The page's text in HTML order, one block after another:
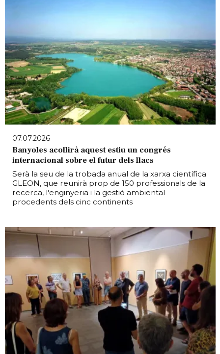
07.07.2026
Banyoles acollirà aquest estiu un congrés
internacional sobre el futur dels llacs
Serà la seu de la trobada anual de la xarxa científica
GLEON, que reunirà prop de 150 professionals de la
recerca, l'enginyeria i la gestió ambiental
procedents dels cinc continents